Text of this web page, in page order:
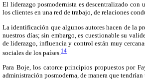
El liderazgo posmodernista es descentralizado con
los clientes en una red de trabajo, de relaciones
La identificación que algunos autores hacen de la
nuestros días; sin embargo, es cuestionable su
de liderazgo, influencia y control están muy
sociales de los países. 14
Para Boje, los catorce principios propuestos por
administración posmoderna, de manera que